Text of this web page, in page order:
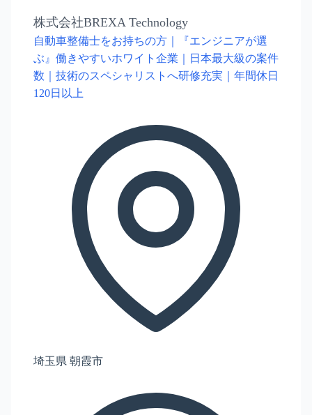
株式会社BREXA Technology
自動車整備士をお持ちの方｜『エンジニアが選
ぶ』働きやすいホワイト企業｜日本最大級の案件
数｜技術のスペシャリストへ研修充実｜年間休日
120日以上
埼玉県 朝霞市